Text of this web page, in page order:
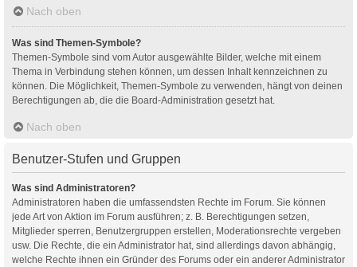
Nach oben
Was sind Themen-Symbole?
Themen-Symbole sind vom Autor ausgewählte Bilder, welche mit einem
Thema in Verbindung stehen können, um dessen Inhalt kennzeichnen zu
können. Die Möglichkeit, Themen-Symbole zu verwenden, hängt von deinen
Berechtigungen ab, die die Board-Administration gesetzt hat.
Nach oben
Benutzer-Stufen und Gruppen
Was sind Administratoren?
Administratoren haben die umfassendsten Rechte im Forum. Sie können
jede Art von Aktion im Forum ausführen; z. B. Berechtigungen setzen,
Mitglieder sperren, Benutzergruppen erstellen, Moderationsrechte vergeben
usw. Die Rechte, die ein Administrator hat, sind allerdings davon abhängig,
welche Rechte ihnen ein Gründer des Forums oder ein anderer Administrator